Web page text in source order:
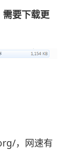
要下载更
，网速有